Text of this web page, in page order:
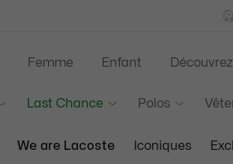
Last Chance Polos
Femme Enfant Découvrez
We are Lacoste Iconiques